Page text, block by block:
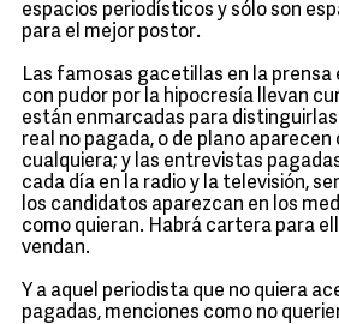
espacios periodísticos y sólo son
para el mejor postor.
Las famosas gacetillas en la prensa
con pudor por la hipocresía llevan
están enmarcadas para
real no pagada, o de plano
cualquiera; y las entrevistas
cada día en la radio y la televisión,
los candidatos aparezcan en los
como quieran. Habrá cartera para
vendan.
Y a aquel periodista que no quiera
pagadas, menciones como no